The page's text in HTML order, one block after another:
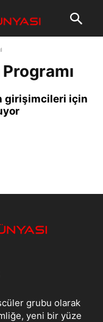
girişimcileri için
grubu olarak
yeni bir yüze